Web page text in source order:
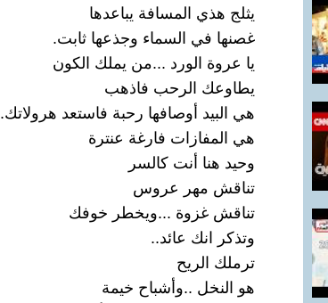
يثلج هذي المسافة يباعدها
غصنها في السماء وجذعها ثابت.
يا عروة الورد ...من يملك الكون
يطاوعك الرحب فاذهب
هي البيد أوصافها رحبة فاستعد هرولاتك.
هي المفازات فارغة عنترة
وحيد هنا أنت كالسر
تناقش مهر عروس
تناقش غزوة ...ويخطر خوفك
وتذكر انك عائد..
ترملك الريح
هو النخل ..وأشباح خيمة